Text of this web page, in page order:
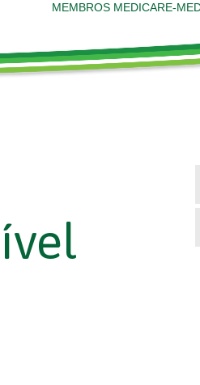
MEMBROS MEDICARE-